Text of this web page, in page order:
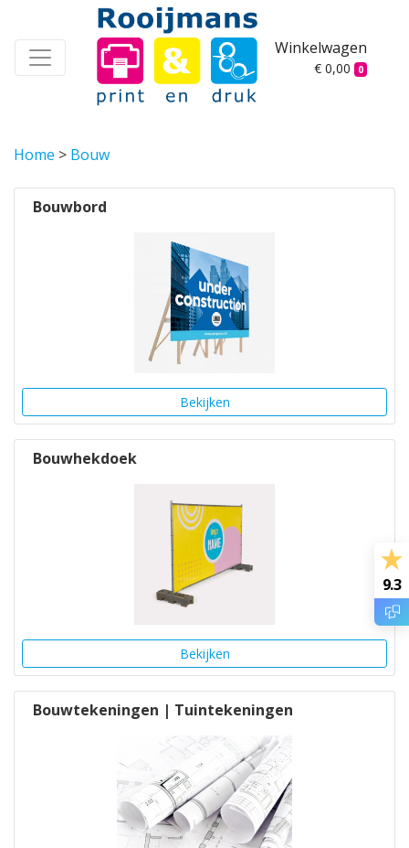
Winkelwagen
€ 0,00 0
Home > Bouw
Bouwbord
Bekijken
Bouwhekdoek
Bekijken
Bouwtekeningen | Tuintekeningen
9.3